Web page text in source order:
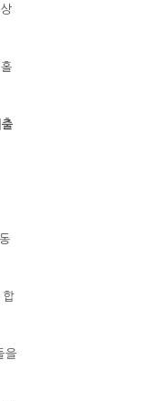
출
합
을